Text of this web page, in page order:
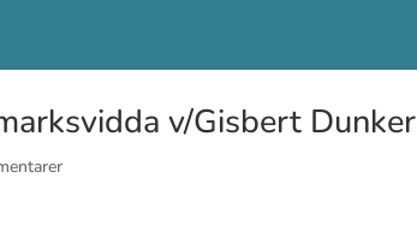
v/Gisbert Dunker